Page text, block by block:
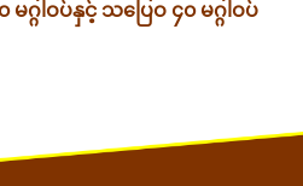
ဂါဝပ်နှင့် သပြေဝ ၄၀ မဂ္ဂါဝပ်